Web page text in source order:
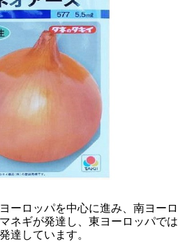
ーロッパを中心に進み、南ヨーロ
ネギが発達し、東ヨーロッパでは
達しています。